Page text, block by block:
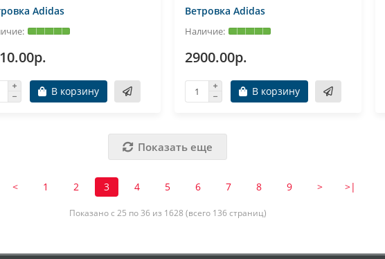
Adidas
В корзину
Ветровка Adidas
2900.00р.
В корзину
Показать еще
< 1 2 3 4 5 6 7 8 9 > >|
Показано с 25 по 36 из 1628 (всего 136 страниц)